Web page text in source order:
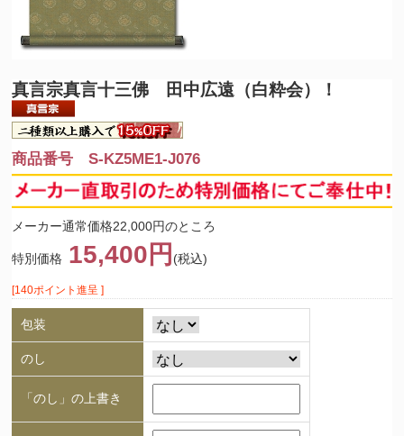
真言宗真言十三佛 田中広遠（白粋会）！
商品番号 S-KZ5ME1-J076
メーカー通常価格22,000円のところ
特別価格 15,400円 (税込)
[140ポイント進呈 ]
包装
のし
「のし」の上書き